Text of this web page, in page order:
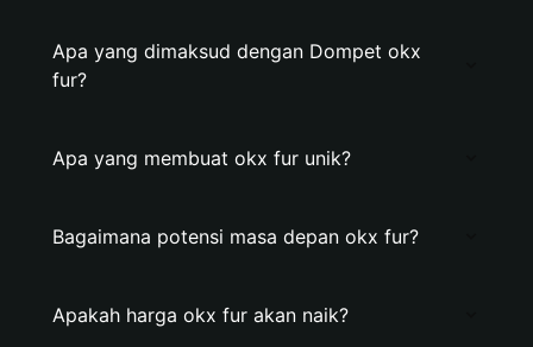
Apa yang dimaksud dengan Dompet okx
fur?
Apa yang membuat okx fur unik?
Bagaimana potensi masa depan okx fur?
Apakah harga okx fur akan naik?